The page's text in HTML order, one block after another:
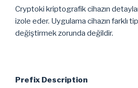
Cryptoki kriptografik cihazın
izole eder. Uygulama cihazın farklı
değiştirmek zorunda değildir.
Prefix Description